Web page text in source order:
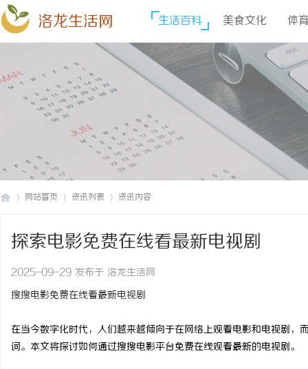
洛龙生活网 生活百科 美食文化 体
网站首页 资讯列表 资讯内容
探索电影免费在线看最新电视剧
2025-09-29 发布于 洛龙生活网
搜搜电影免费在线看最新电视剧
在当今数字化时代，人们越来越倾向于在网络上观看电影和电视剧
词。本文将探讨如何通过搜搜电影平台免费在线观看最新的电视剧。